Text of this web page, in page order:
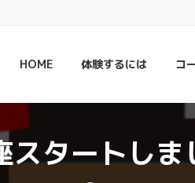
HOME 体験するには コ
スタートしま